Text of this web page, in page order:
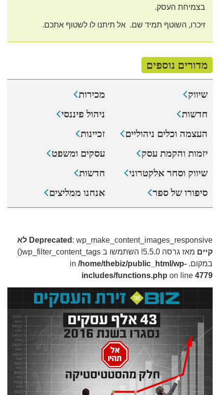
בצמיחת העסק.
זיכרו, השוטף תמיד שם. אל תיתנו לו לשטוף אתכם.
מדורים נוספים
שיווק
מכירות
חדשות
ניהול פיננסי
העצמה וכלים ניהוליים
זכיינות
יזמות והקמת עסק
עסקים ומשפט
שיווק וסחר אלקטרוני
חדשות
סיפורו של ספר
אנחנו ממליצים
Deprecated : wp_make_content_images_responsive
לא
קיים
מאז גרסה 5.5.0! השתמשו ב wp_filter_content_tags()
במקום. in /home/thebiz/public_html/wp-
includes/functions.php on line 4779